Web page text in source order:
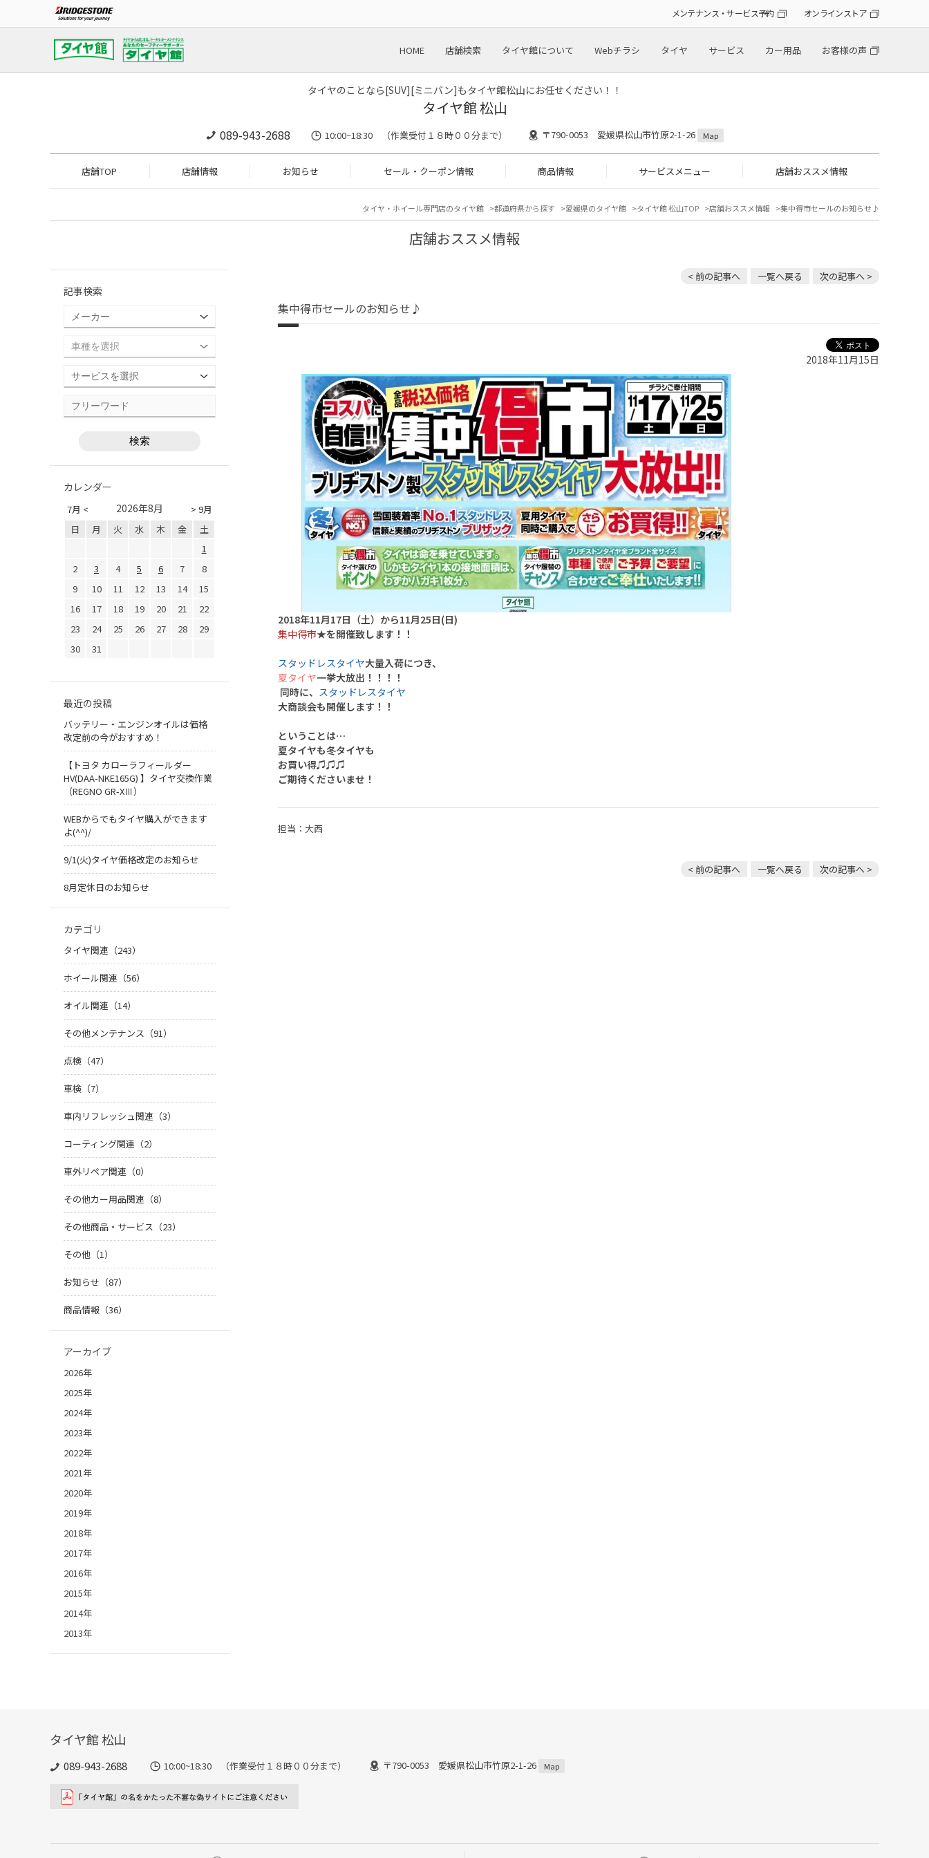
メンテナンス・サービス予約 オンラインストア
HOME 店舗検索 タイヤ館について Webチラシ タイヤ サービス カー用品 お客様の声
タイヤのことなら[SUV][ミニバン]もタイヤ館松山にお任せください！！
タイヤ館 松山
089-943-2688 10:00~18:30 （作業受付１８時００分まで） 〒790-0053 愛媛県松山市竹原2-1-26 Map
店舗TOP 店舗情報 お知らせ セール・クーポン情報 商品情報 サービスメニュー 店舗おススメ情報
タイヤ・ホイール専門店のタイヤ館 都道府県から探す 愛媛県のタイヤ館 タイヤ館 松山TOP 店舗おススメ情報 集中得市セールのお知らせ♪
店舗おススメ情報
< 前の記事へ 一覧へ戻る 次の記事へ >
集中得市セールのお知らせ♪
2018年11月15日
2018年11月17日（土）から11月25日(日)
集中得市★を開催致します！！
スタッドレスタイヤ大量入荷につき、
夏タイヤ一挙大放出！！！！
同時に、 スタッドレスタイヤ
大商談会も開催します！！
ということは…
夏タイヤも冬タイヤも
お買い得♫♫♫
ご期待くださいませ！
担当：大西
< 前の記事へ 一覧へ戻る 次の記事へ >
記事検索
カレンダー
7月 < > 9月
2026年8月
日 月 火 水 木 金
土
1
2
3 4 5 6 7
8
9
10 11 12 13 14
15
16
17 18 19 20 21
22
23
24 25 26 27 28
29
30
31
最近の投稿
バッテリー・エンジンオイルは価格
改定前の今がおすすめ！
【トヨタ カローラフィールダー
HV(DAA-NKE165G) 】タイヤ交換作業
（REGNO GR-XⅢ）
WEBからでもタイヤ購入ができます
よ(^^)/
9/1(火)タイヤ価格改定のお知らせ
8月定休日のお知らせ
カテゴリ
タイヤ関連（243）
ホイール関連（56）
オイル関連（14）
その他メンテナンス（91）
点検（47）
車検（7）
車内リフレッシュ関連（3）
コーティング関連（2）
車外リペア関連（0）
その他カー用品関連（8）
その他商品・サービス（23）
その他（1）
お知らせ（87）
商品情報（36）
アーカイブ
2026年
2025年
2024年
2023年
2022年
2021年
2020年
2019年
2018年
2017年
2016年
2015年
2014年
2013年
タイヤ館 松山
089-943-2688 10:00~18:30 （作業受付１８時００分まで） 〒790-0053 愛媛県松山市竹原2-1-26 Map